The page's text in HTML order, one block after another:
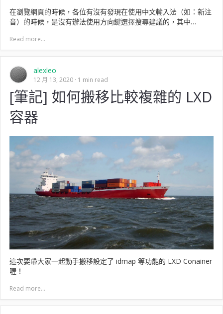
在瀏覽網頁的時候，各位有沒有發現在使用中文輸入法（如：新注
音）的時候，是沒有辦法使用方向鍵選擇搜尋建議的，其中…
Read more...
alexleo
12 月 13, 2020 1 min read
[筆記] 如何搬移比較複雜的 LXD
容器
這次要帶大家一起動手搬移設定了 idmap 等功能的 LXD Conainer
喔！
Read more...